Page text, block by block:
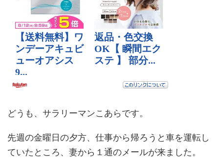
どうも、サラリーマンこあらです。
先週の金曜日の夕方、仕事から帰ろうと車を運転し
ていたところ、妻から１通のメールが来ました。